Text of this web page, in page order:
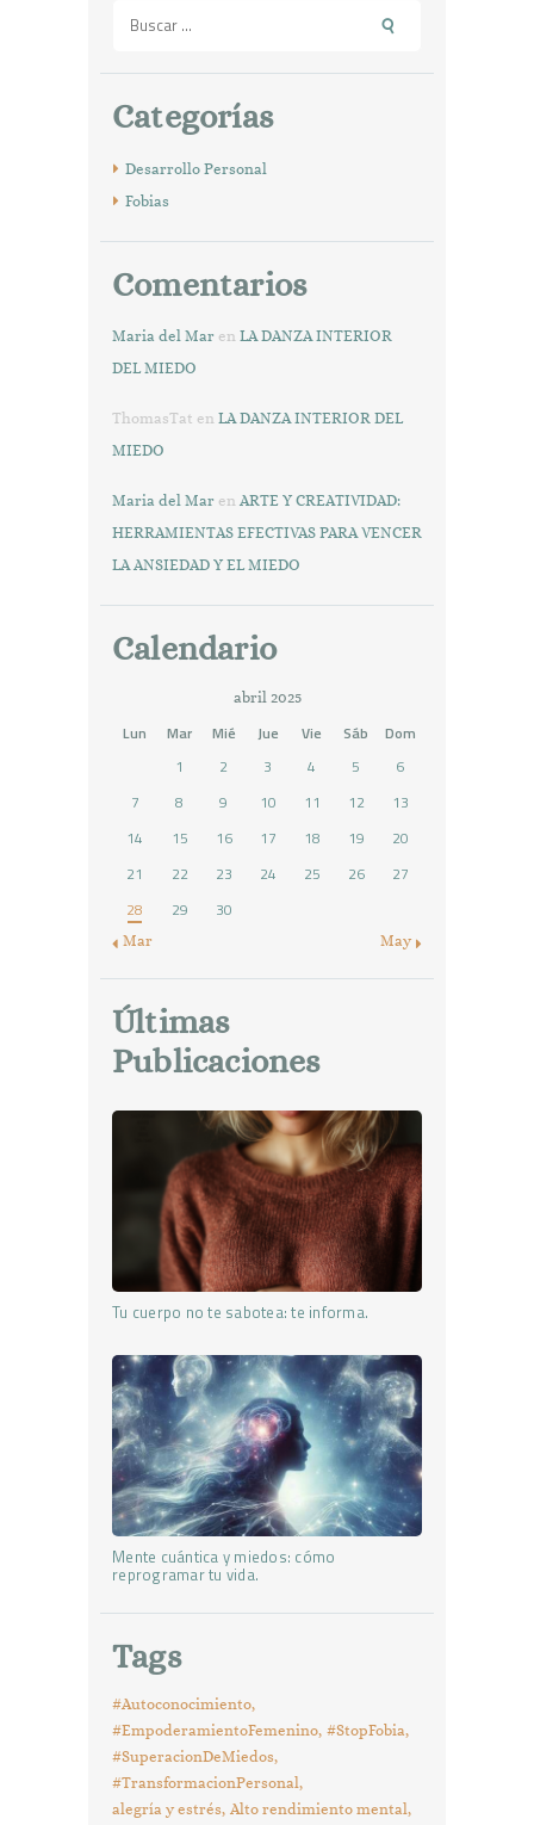
p
r
Categorías
Desarrollo Personal
Fobias
Comentarios
Maria del Mar en LA DANZA INTERIOR
DEL MIEDO
ThomasTat en LA DANZA INTERIOR DEL
MIEDO
Maria del Mar en ARTE Y CREATIVIDAD:
HERRAMIENTAS EFECTIVAS PARA VENCER
LA ANSIEDAD Y EL MIEDO
Calendario
abril 2025
Lun Mar Mié Jue Vie Sáb
Dom
1
2 3 4 5
6
7
8 9 10 11 12
13
14
15 16 17 18 19
20
21
22 23 24 25 26
27
28
29 30
« Mar May »
Últimas
Publicaciones
Tu cuerpo no te sabotea: te informa.
Mente cuántica y miedos: cómo
reprogramar tu vida.
Tags
#Autoconocimiento
#EmpoderamientoFemenino #StopFobia
#SuperacionDeMiedos
#TransformacionPersonal
alegría y estrés Alto rendimiento mental